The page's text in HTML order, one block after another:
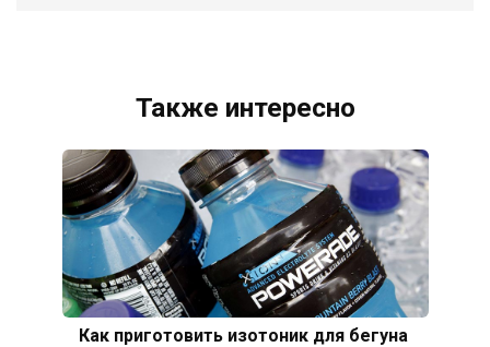
Также интересно
Как приготовить изотоник для бегуна